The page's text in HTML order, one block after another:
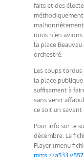
faits et des
nous n’en
la place
orchestré.
Les coups
la place
suffisament à
sans venir
ce soit un savant
Pour info sur le
décembre. Le
Player (menu
mms://